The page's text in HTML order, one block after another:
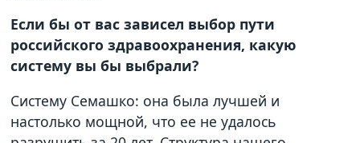
Если бы от вас зависел выбор пути
российского здравоохранения, какую
систему вы бы выбрали?
Систему Семашко: она была лучшей и
настолько мощной, что ее не удалось